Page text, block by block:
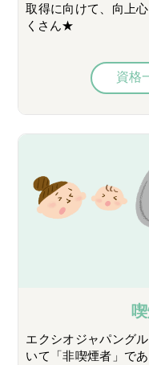
取得に向けて、向上
くさん★
資格
エクシオジャパング
いて「非喫煙者」で